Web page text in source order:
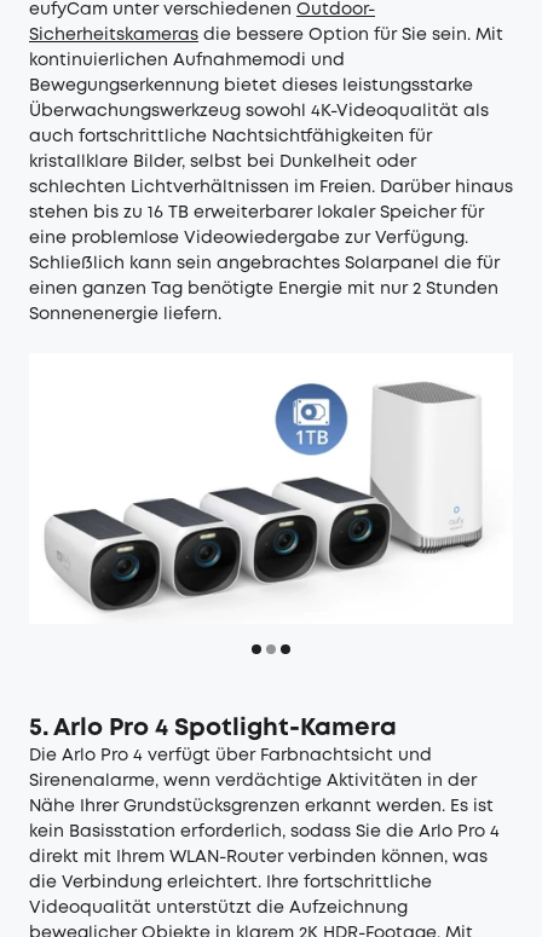
eufyCam unter verschiedenen Outdoor-
Sicherheitskameras die bessere Option für Sie sein. Mit
kontinuierlichen Aufnahmemodi und
Bewegungserkennung bietet dieses leistungsstarke
Überwachungswerkzeug sowohl 4K-Videoqualität als
auch fortschrittliche Nachtsichtfähigkeiten für
kristallklare Bilder, selbst bei Dunkelheit oder
schlechten Lichtverhältnissen im Freien. Darüber hinaus
stehen bis zu 16 TB erweiterbarer lokaler Speicher für
eine problemlose Videowiedergabe zur Verfügung.
Schließlich kann sein angebrachtes Solarpanel die für
einen ganzen Tag benötigte Energie mit nur 2 Stunden
Sonnenenergie liefern.
5. Arlo Pro 4 Spotlight-Kamera
Die Arlo Pro 4 verfügt über Farbnachtsicht und
Sirenenalarme, wenn verdächtige Aktivitäten in der
Nähe Ihrer Grundstücksgrenzen erkannt werden. Es ist
kein Basisstation erforderlich, sodass Sie die Arlo Pro 4
direkt mit Ihrem WLAN-Router verbinden können, was
die Verbindung erleichtert. Ihre fortschrittliche
Videoqualität unterstützt die Aufzeichnung
beweglicher Objekte in klarem 2K HDR-Footage. Mit